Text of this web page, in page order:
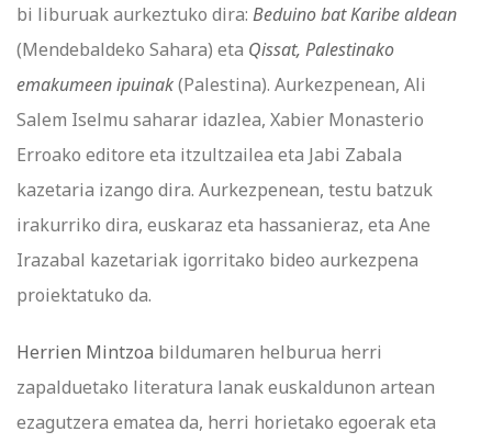
bi liburuak aurkeztuko dira: Beduino bat Karibe aldean
(Mendebaldeko Sahara) eta Qissat, Palestinako
emakumeen ipuinak(Palestina). Aurkezpenean, Ali
Salem Iselmu saharar idazlea, Xabier Monasterio
Erroako editore eta itzultzailea eta Jabi Zabala
kazetaria izango dira. Aurkezpenean, testu batzuk
irakurriko dira, euskaraz eta hassanieraz, eta Ane
Irazabal kazetariak igorritako bideo aurkezpena
proiektatuko da.
Herrien Mintzoa bildumaren helburua herri
zapalduetako literatura lanak euskaldunon artean
ezagutzera ematea da, herri horietako egoerak eta